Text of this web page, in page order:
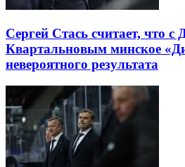
Сергей Стась считает, что с
Квартальновым минское
невероятного результата